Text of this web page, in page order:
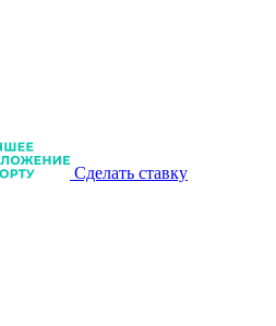
Сделать ставку